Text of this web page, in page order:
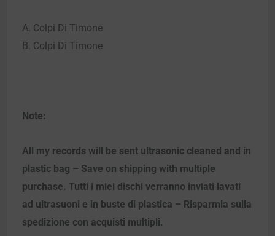
A. Colpi Di Timone
B. Colpi Di Timone
Note:
All my records will be sent ultrasonic cleaned and in
plastic bag – Save on shipping with multiple
purchase. Tutti i miei dischi verranno inviati lavati
ad ultrasuoni e in buste di plastica – Risparmia sulla
spedizione con acquisti multipli.